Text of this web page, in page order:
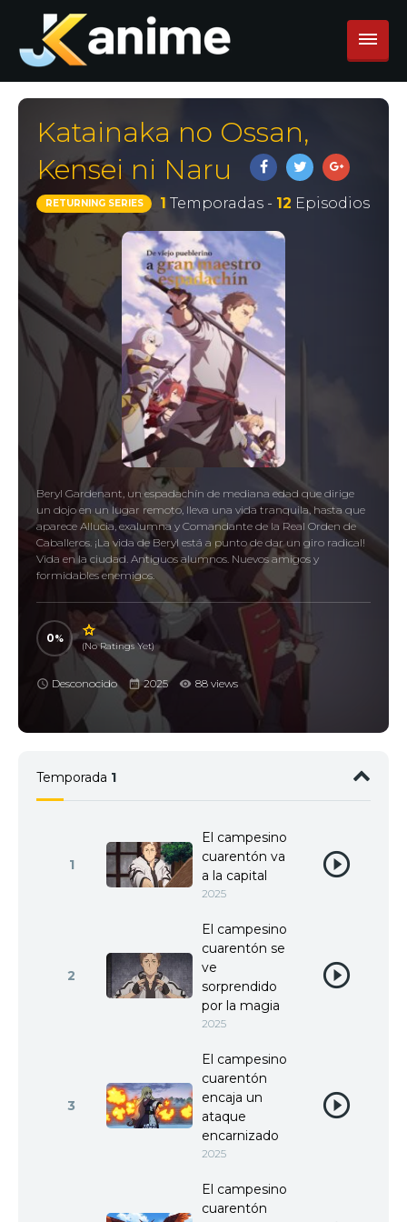
Katainaka no Ossan,
Kensei ni Naru
RETURNING SERIES 1 Temporadas - 12 Episodios
Beryl Gardenant, un espadachín de mediana edad que dirige
un dojo en un lugar remoto, lleva una vida tranquila, hasta que
aparece Allucia, exalumna y Comandante de la Real Orden de
Caballeros. ¡La vida de Beryl está a punto de dar un giro radical!
Vida en la ciudad. Antiguos alumnos. Nuevos amigos y
formidables enemigos.
0
(No Ratings Yet)
Desconocido 2025 88 views
Temporada 1
1
El campesino
cuarentón va
a la capital
2025
2
El campesino
cuarentón se
ve
sorprendido
por la magia
2025
3
El campesino
cuarentón
encaja un
ataque
encarnizado
2025
El campesino
cuarentón